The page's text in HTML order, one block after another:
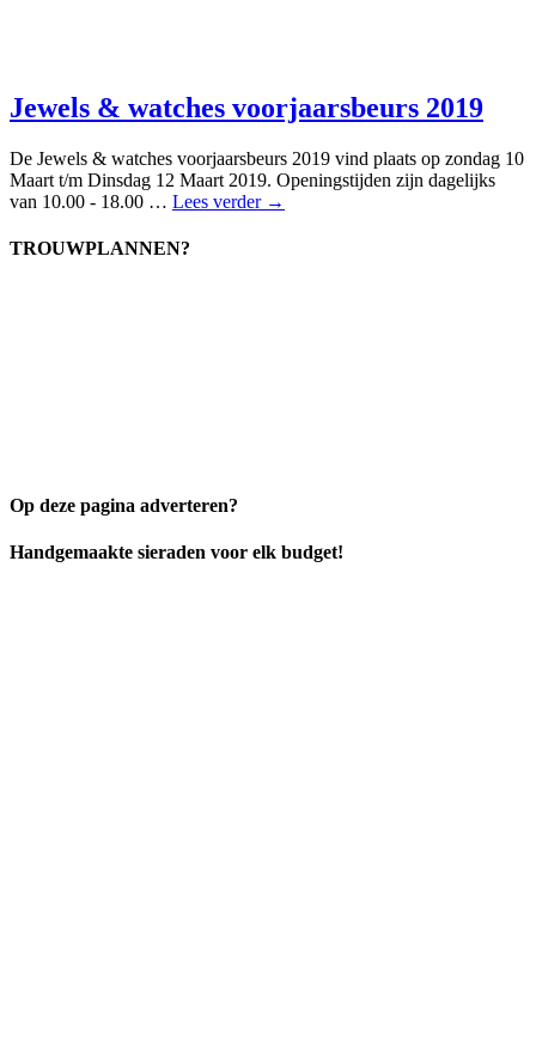
Jewels & watches voorjaarsbeurs 2019
De Jewels & watches voorjaarsbeurs 2019 vind plaats op zondag 10
Maart t/m Dinsdag 12 Maart 2019. Openingstijden zijn dagelijks
van 10.00 - 18.00 … Lees verder →
TROUWPLANNEN?
Op deze pagina adverteren?
Handgemaakte sieraden voor elk budget!